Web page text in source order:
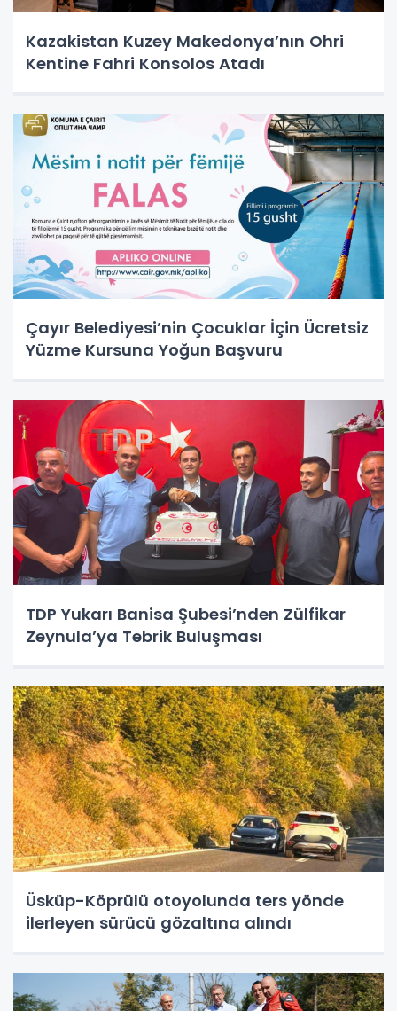
Kazakistan Kuzey Makedonya’nın Ohri
Kentine Fahri Konsolos Atadı
Çayır Belediyesi’nin Çocuklar İçin Ücretsiz
Yüzme Kursuna Yoğun Başvuru
TDP Yukarı Banisa Şubesi’nden Zülfikar
Zeynula’ya Tebrik Buluşması
Üsküp-Köprülü otoyolunda ters yönde
ilerleyen sürücü gözaltına alındı